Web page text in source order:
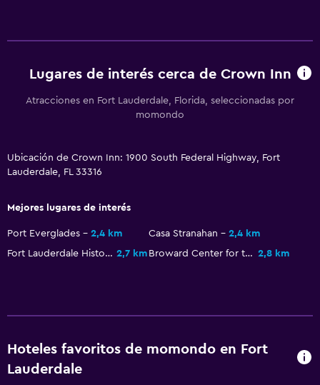
Lavandería
Plancha y tabla de planchar
Golf
Lugares de interés cerca de Crown Inn
Atracciones en Fort Lauderdale, Florida, seleccionadas por
momondo
Ubicación de Crown Inn: 1900 South Federal Highway, Fort
Lauderdale, FL 33316
Mejores lugares de interés
Port Everglades 2,4 km Casa Stranahan
2,4 km
Fort Lauderdale History Center 2,7 km Broward Center for the Performing Arts 2,8 km
Hoteles favoritos de momondo en Fort
Lauderdale